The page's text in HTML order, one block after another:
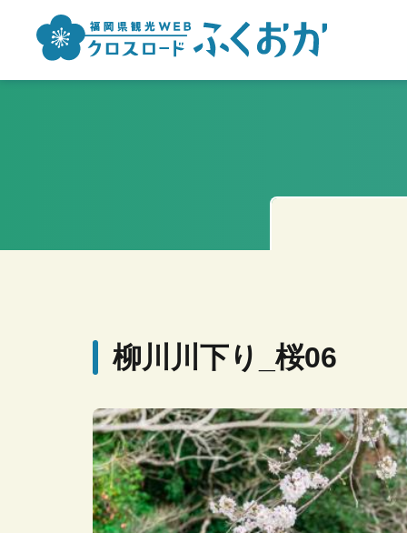
柳川川下り_桜06